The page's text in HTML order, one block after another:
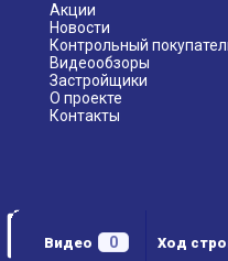
Видео 0 Ход
Акции
Новости
Контрольный
Видеообзоры
Застройщики
О проекте
Контакты